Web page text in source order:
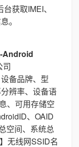
获取IMEI、
。
Android
司
备品牌、型
辨率、设备语
、可用存储空
、OAID
空间、系统总
无线网SSID名